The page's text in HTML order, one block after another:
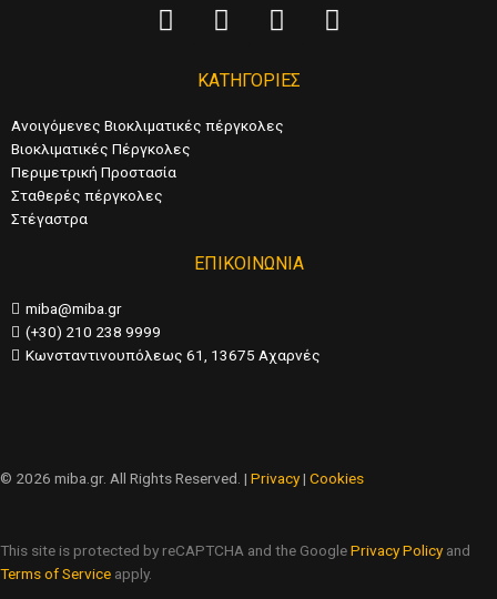
ΚΑΤΗΓΟΡΙΕΣ
Ανοιγόμενες Βιοκλιματικές πέργκολες
Βιοκλιματικές Πέργκολες
Περιμετρική Προστασία
Σταθερές πέργκολες
Στέγαστρα
ΕΠΙΚΟΙΝΩΝΙΑ
miba@miba.gr
(+30) 210 238 9999
Κωνσταντινουπόλεως 61, 13675 Αχαρνές
© 2026 miba.gr. All Rights Reserved. | Privacy| Cookies
This site is protected by reCAPTCHA and the GooglePrivacy Policyand
Terms of Service apply.